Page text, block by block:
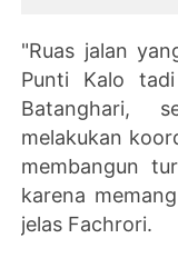
"Ruas jalan
Punti Kalo
Batanghari,
melakukan
membangun
karena
jelas Fachrori.